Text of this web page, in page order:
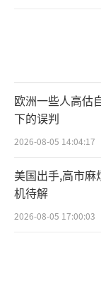
欧洲一些人高估
下的误判
2026-08-05 14:04:17
美国出手,高市
机待解
2026-08-05 17:00:03